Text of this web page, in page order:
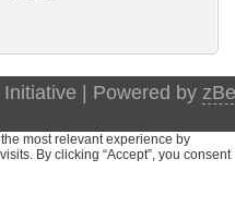
| Powered by
most relevant experience by
By clicking “Accept”, you consent